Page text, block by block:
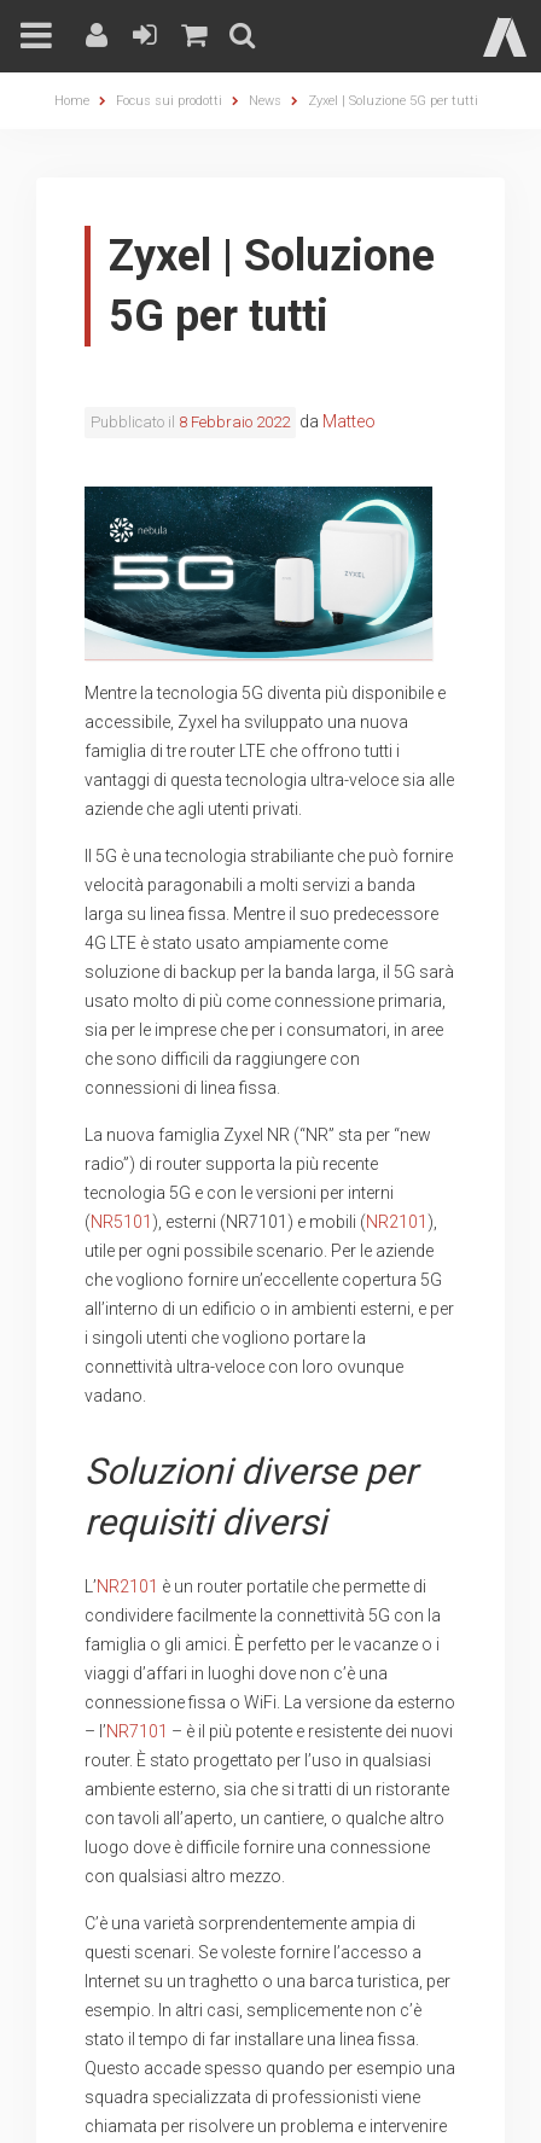
Home Focus sui prodotti News Zyxel | Soluzione 5G per tutti
Zyxel | Soluzione
5G per tutti
Pubblicato il 8 Febbraio 2022 da Matteo
Mentre la tecnologia 5G diventa più disponibile e
accessibile, Zyxel ha sviluppato una nuova
famiglia di tre router LTE che offrono tutti i
vantaggi di questa tecnologia ultra-veloce sia alle
aziende che agli utenti privati.
Il 5G è una tecnologia strabiliante che può fornire
velocità paragonabili a molti servizi a banda
larga su linea fissa. Mentre il suo predecessore
4G LTE è stato usato ampiamente come
soluzione di backup per la banda larga, il 5G sarà
usato molto di più come connessione primaria,
sia per le imprese che per i consumatori, in aree
che sono difficili da raggiungere con
connessioni di linea fissa.
La nuova famiglia Zyxel NR (“NR” sta per “new
radio”) di router supporta la più recente
tecnologia 5G e con le versioni per interni
(NR5101 ), esterni (NR7101) e mobili (NR2101 ),
utile per ogni possibile scenario. Per le aziende
che vogliono fornire un’eccellente copertura 5G
all’interno di un edificio o in ambienti esterni, e per
i singoli utenti che vogliono portare la
connettività ultra-veloce con loro ovunque
vadano.
Soluzioni diverse per
requisiti diversi
L’NR2101 è un router portatile che permette di
condividere facilmente la connettività 5G con la
famiglia o gli amici. È perfetto per le vacanze o i
viaggi d’affari in luoghi dove non c’è una
connessione fissa o WiFi. La versione da esterno
– l’NR7101 – è il più potente e resistente dei nuovi
router. È stato progettato per l’uso in qualsiasi
ambiente esterno, sia che si tratti di un ristorante
con tavoli all’aperto, un cantiere, o qualche altro
luogo dove è difficile fornire una connessione
con qualsiasi altro mezzo.
C’è una varietà sorprendentemente ampia di
questi scenari. Se voleste fornire l’accesso a
Internet su un traghetto o una barca turistica, per
esempio. In altri casi, semplicemente non c’è
stato il tempo di far installare una linea fissa.
Questo accade spesso quando per esempio una
squadra specializzata di professionisti viene
chiamata per risolvere un problema e intervenire